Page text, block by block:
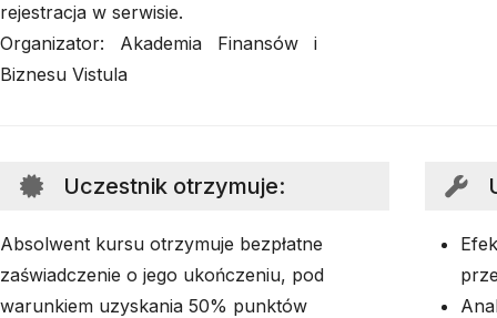
rejestracja w serwisie.
Organizator: Akademia Finansów i
Biznesu Vistula
Uczestnik otrzymuje:
Absolwent kursu otrzymuje bezpłatne
zaświadczenie o jego ukończeniu, pod
warunkiem uzyskania 50% punktów